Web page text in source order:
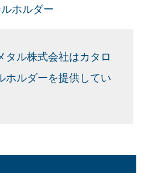
ホルダー
タル株式会社はカタロ
ホルダーを提供してい